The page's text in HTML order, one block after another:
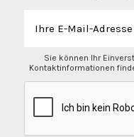
Sie können Ihr
Kontaktinformationen